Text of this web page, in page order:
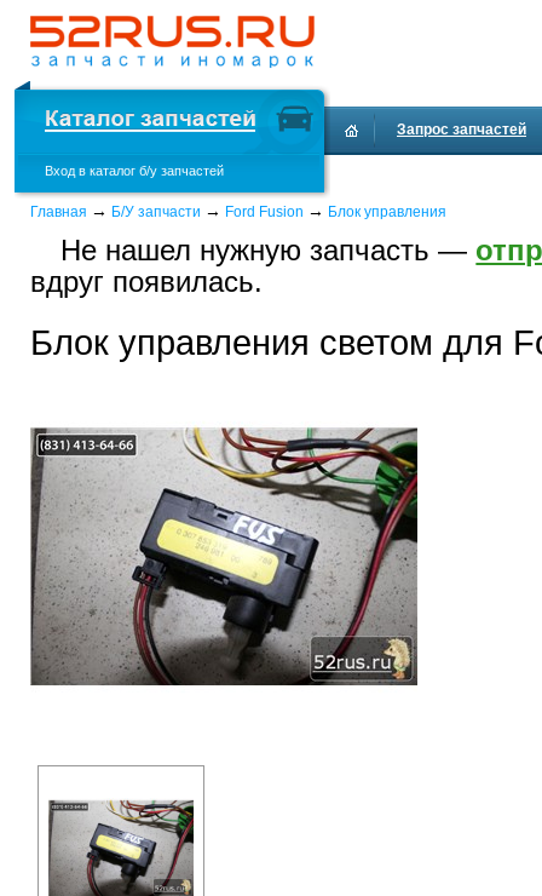
Вход в каталог б/у запчастей
Запрос запчастей
Главная → Б/У запчасти → Ford Fusion → Блок управления
Не нашел нужную запчасть —
вдруг появилась.
Блок управления светом для